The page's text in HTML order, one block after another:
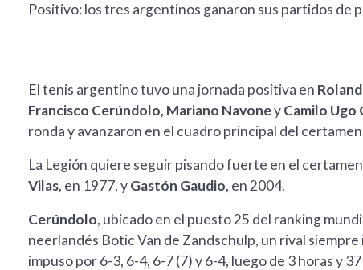
Positivo: los tres argentinos ganaron sus partidos de
El tenis argentino tuvo una jornada positiva en
Francisco Cerúndolo, Mariano NavoneyCamilo Ugo
ronda y avanzaron en el cuadro principal del
La Legión quiere seguir pisando fuerte en el
Vilas, en 1977, yGastón Gaudio, en 2004.
Cerúndolo, ubicado en el puesto 25 del ranking
neerlandés Botic Van de Zandschulp, un rival
impuso por 6-3, 6-4, 6-7 (7) y 6-4, luego de 3 horas y